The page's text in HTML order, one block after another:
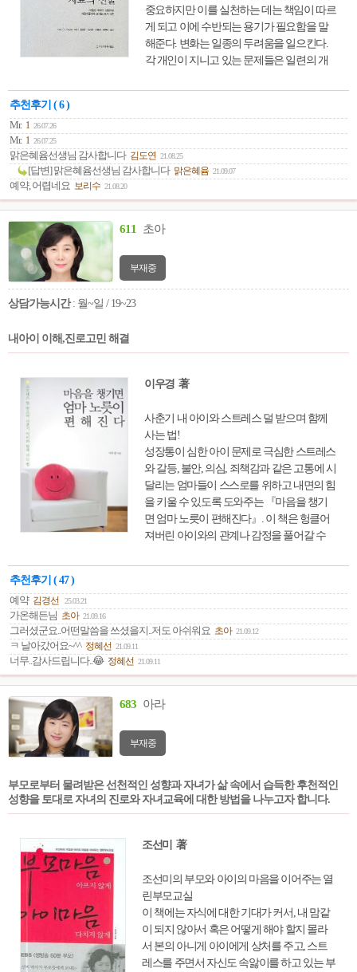
중요하지만 이를 실천하는 데는 책임이 따르
게 되고 이에 수반되는 용기가 필요함을 말
해준다. 변화는 일종의 두려움을 일으킨다.
각 개인이 지니고 있는 문제들은 일련의 개
“질서”를 경험하기 위해서는 반듯이 “무질
수용하는 것, 그리고 자신을 개방하는 용기
가 반드시 필요하다. 저자는 이를 실행해 나
수 있는지를 매우 쉬운 어체로 설명해주고
있다.
추천후기 ( 6 )
Mr. 1 26.07.26
Mr. 1 26.07.25
맑은혜윰선생님 감사합니다 김도연 21.08.25
[답변] 맑은혜윰선생님 감사합니다 맑은혜윰 21.09.07
예약, 어렵네요 보리수 21.08.20
611 초아
부재중
상담가능시간: 월~일 / 19~23
내아이 이해,진로고민 해결
이우경 著
사춘기 내 아이와 스트레스 덜 받으며 함께
사는 법!
성장통이 심한 아이 문제로 극심한 스트레스
와 갈등, 불안, 의심, 죄책감과 같은 고통에 시
달리는 엄마들이 스스로를 위하고 내면의 힘
을 키울 수 있도록 도와주는 『마음을 챙기
면 엄마 노릇이 편해진다』. 이 책은 헝클어
져버린 아이와의 관계나 감정을 풀어갈 수
실천법을 제시한다. 저자는 엄마의 그릇의
요하다고 이야기한다. 쓸데없는 생각을 멈추
고, 자신의 의식을 먹고, 보고, 듣고, 호흡하
집중하는 방법 등 7가지 마음챙김 원칙과 함
께 엄마 자신을 위해 분노의 나날에서 벗어
로하고 격려하며 새로운 날들로 인생을 채우
는 법 등을 제안하고 있다.
추천후기 ( 47 )
예약 김경선 25.03.21
가온해든님 초아 21.09.16
그러셨군요..어떤말씀을 쓰셨을지..저도 아쉬워요 초아 21.09.12
ㅋ 날아갔어요~^^ 정혜선 21.09.11
너무..감사드립니다..😂 정혜선 21.09.11
683 아라
부재중
부모로부터 물려받은 선천적인 성향과 자녀가 삶 속에서 습득한 후천적인
성향을 토대로 자녀의 진로와 자녀교육에 대한 방법을 나누고자 합니다.
조선미 著
조선미의 부모와 아이의 마음을 이어주는 열
린부모교실
이 책에는 자식에 대한 기대가 커서, 내 맘같
이 되지 않아서 혹은 어떻게 해야 할지 몰라
서 본의 아니게 아이에게 상처를 주고, 스트
레스를 주면서 자신도 속앓이를 하고 있는 부